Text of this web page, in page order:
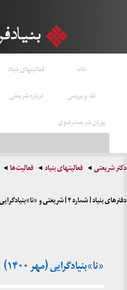
خانه فعالیتهای بنیاد
نقد و بررسی
درباره شریعتی
پوران شریعت‌رضوی
دکتر شریعتی فعالیتهای بنیاد فعالیت‌ها
دفترهای بنیاد | شماره ۴ | شریعتی و «نا»بنیادگرایی (مهر ۱۴۰۰)
«نا»بنیادگرایی (مهر ۱۴۰۰)